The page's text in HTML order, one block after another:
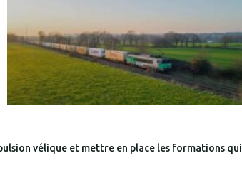
vélique et mettre en place les formations qui